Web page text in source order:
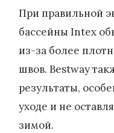
При правильной
бассейны Intex
из-за более
швов. Bestway
результаты,
уходе и не
зимой.